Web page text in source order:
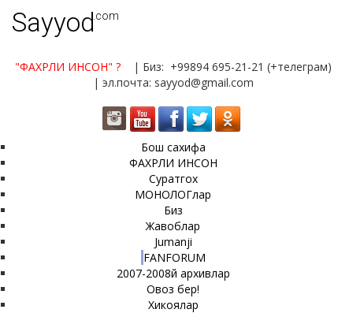
Sayyod.com
"ФАХРЛИ ИНСОН" ?
| Биз: +99894 695-21-21 (+телеграм)
| эл.почта: sayyod@gmail.com
Бош сахифа
ФАХРЛИ ИНСОН
Суратгох
МОНОЛОГлар
Биз
Жавоблар
Jumanji
FANFORUM
2007-2008й архивлар
Овоз бер!
Хикоялар